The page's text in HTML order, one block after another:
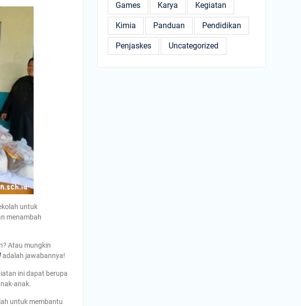
untuk
menambah
Atau mungkin
adalah jawabannya!
ini dapat berupa
anak.
untuk membantu
Games Karya Kegiatan
Kimia Panduan Pendidikan
Penjaskes Uncategorized